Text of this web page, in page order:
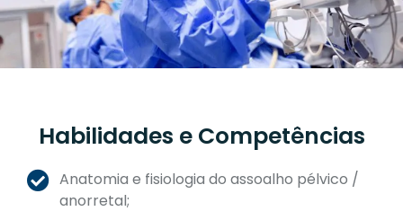
Habilidades e Competências
Anatomia e fisiologia do assoalho pélvico /
anorretal;